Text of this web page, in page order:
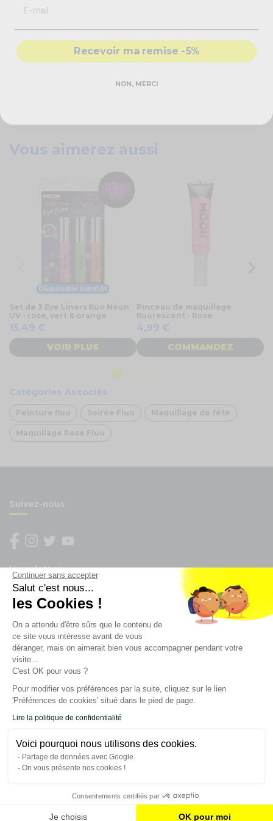
Continuer sans accepter
Salut c'est nous...
les Cookies !
On a attendu d'être sûrs que le contenu de
ce site vous intéresse avant de vous
déranger, mais on aimerait bien vous accompagner pendant votre
visite...
C'est OK pour vous ?
Pour modifier vos préférences par la suite, cliquez sur le lien
'Préférences de cookies' situé dans le pied de page.
Lire la politique de confidentialité
Voici pourquoi nous utilisons des cookies.
Partage de données avec Google
On vous présente nos cookies !
Consentements certifiés par
Je choisis OK pour moi
AJOUTER AU PANIER
Caractéristiques techniques
Tube maquillage
Vous aimerez aussi
Disponible bientôt
Set de 3 Eye Liners fluo Néon
UV - rose, vert & orange
15,49 €
VOIR PLUS
Pinceau de maquillage
fluorescent - Rose
4,99 €
COMMANDEZ
Catégories Associés
Peinture fluo Soirée Fluo Maquillage de fête
Maquillage Rose Fluo
Suivez-nous
Newsletter
Enregistrez vous à la newsletter
Restez à l'actualité sur nos produits et les offres du
moment
NOS SERVICES
INFORMATIONS
CONTACT
Recevoir ma remise -5%
NON, MERCI